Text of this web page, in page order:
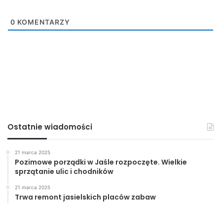
0 KOMENTARZY
Ostatnie wiadomości
21 marca 2025
Pozimowe porządki w Jaśle rozpoczęte. Wielkie
sprzątanie ulic i chodników
21 marca 2025
Trwa remont jasielskich placów zabaw